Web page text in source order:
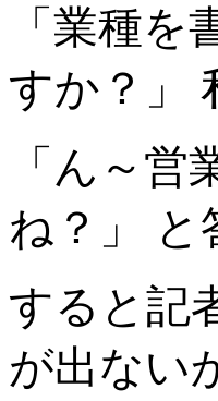
「業種
すか？」
「ん～
ね？」 と
すると記
が出ない